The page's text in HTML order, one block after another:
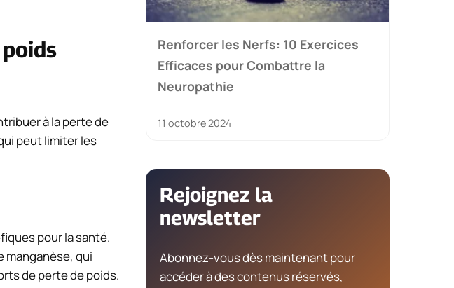
à la perte de
peut limiter les
pour la santé.
manganèse, qui
de perte de poids.
Renforcer les Nerfs: 10 Exercices
Efficaces pour Combattre la
Neuropathie
11 octobre 2024
Rejoignez la
newsletter
Abonnez-vous dès maintenant pour
accéder à des contenus réservés,